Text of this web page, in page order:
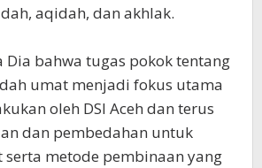
aqidah, dan akhlak.
Dia bahwa tugas pokok tentang
umat menjadi fokus utama
oleh DSI Aceh dan terus
dan pembedahan untuk
metode pembinaan yang